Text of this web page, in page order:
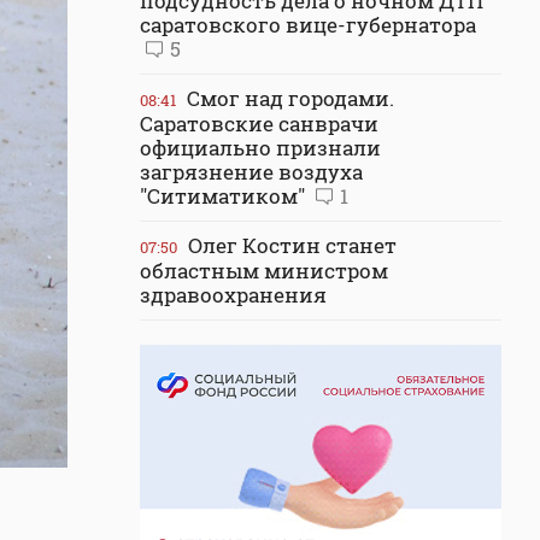
саратовского вице-губернатора
5
08:41 Смог над городами.
Саратовские санврачи
официально признали
загрязнение воздуха
"Ситиматиком"
1
07:50 Олег Костин станет
областным министром
здравоохранения